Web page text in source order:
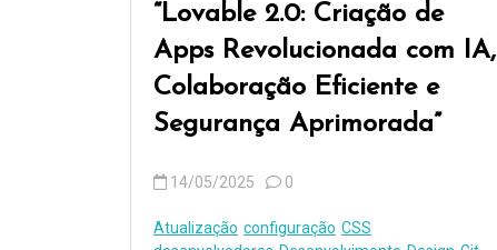
“Lovable 2.0: Criação de
Apps Revolucionada com IA,
Colaboração Eficiente e
Segurança Aprimorada”
14/05/2025 0
Atualização configuração CSS